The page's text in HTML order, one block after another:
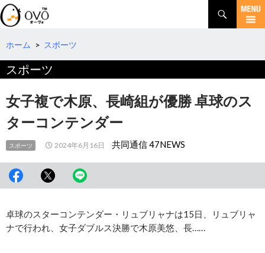
検
索
コ
テ
へ
動
ホーム > スポーツ
スポーツ
女子複で木原、長崎組が優勝 卓球のス
ターコンテンダー
スポーツ 2024年6月16日 共同通信 47NEWS
卓球のスターコンテンダー・リュブリャナは15日、リュブリャ
ナで行われ、女子ダブルス決勝で木原美悠、長……